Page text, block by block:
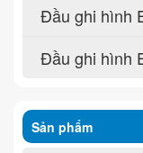
Đầu ghi hình
Đầu ghi hình
Sản phẩm